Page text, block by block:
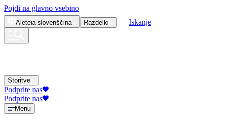
Pojdi na glavno vsebino
Aleteia slovenščina Razdelki Iskanje
Storitve
Podprite nas
Podprite nas
Menu